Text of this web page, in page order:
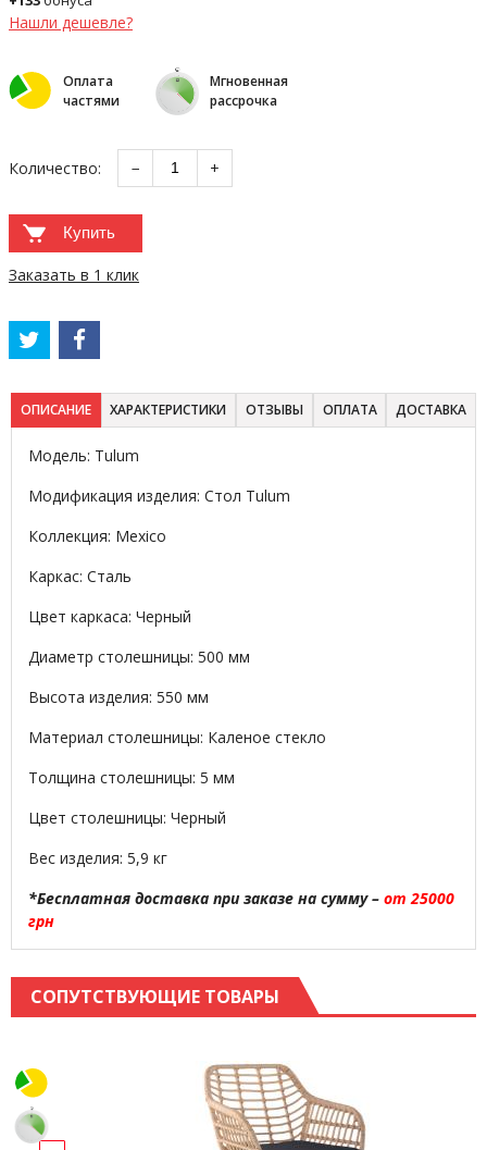
Нашли дешевле?
Оплата
частями
Мгновенная
рассрочка
Количество: − +
Купить
Заказать в 1 клик
ОПИСАНИЕ ХАРАКТЕРИСТИКИ ОТЗЫВЫ ОПЛАТА ДОСТАВКА
Модель: Tulum
Модификация изделия: Стол Tulum
Коллекция: Mexico
Каркас: Сталь
Цвет каркаса: Черный
Диаметр столешницы: 500 мм
Высота изделия: 550 мм
Материал столешницы: Каленое стекло
Толщина столешницы: 5 мм
Цвет столешницы: Черный
Вес изделия: 5,9 кг
*Бесплатная доставка при заказе на сумму – от 25000
грн
СОПУТСТВУЮЩИЕ ТОВАРЫ